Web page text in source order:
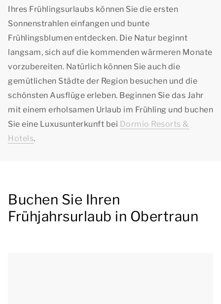
Ihres Frühlingsurlaubs können Sie die ersten
Sonnenstrahlen einfangen und bunte
Frühlingsblumen entdecken. Die Natur beginnt
langsam, sich auf die kommenden wärmeren Monate
vorzubereiten. Natürlich können Sie auch die
gemütlichen Städte der Region besuchen und die
schönsten Ausflüge erleben. Beginnen Sie das Jahr
mit einem erholsamen Urlaub im Frühling und buchen
Sie eine Luxusunterkunft bei Dormio Resorts &
Hotels.
Buchen Sie Ihren
Frühjahrsurlaub in Obertraun